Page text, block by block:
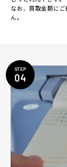
なお、買取金額に
ん。
STEP
04